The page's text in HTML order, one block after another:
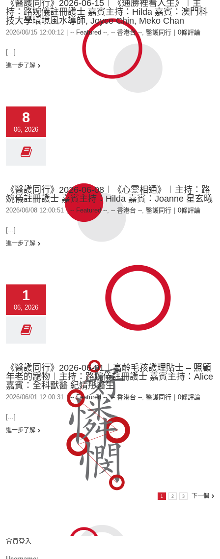
《醫護同行》2026-06-15︱《通勝裡看人生》︱主
持：路婉儀註冊護士 嘉賓主持：Hilda 嘉賓：澳門科
技大學環境風水導師, Joyce Chin, Meko Chan
2026/06/15 12:00:12 -- Featured --, -- 香港台 --, 醫護同行 0條評論
[...]
進一步了解
8
06, 2026
《醫護同行》2026-06-08︱《心靈相通》︱主持：路
婉儀註冊護士 嘉賓主持：Hilda 嘉賓：Joanne 星玄曦
2026/06/08 12:00:51 | -- Featured --, -- 香港台 --, 醫護同行 0條評論
[...]
進一步了解
1
06, 2026
《醫護同行》2026-06-01︱高齡毛孩護理貼士 – 照顧
年老的寵物︱主持：路婉儀註冊護士 嘉賓主持：Alice
嘉賓：全科獸醫 紀婧彤醫生
2026/06/01 12:00:31 | -- Featured --,-- 香港台 --, 醫護同行 0條評論
[...]
進一步了解
1 2 3 下一個
會員登入